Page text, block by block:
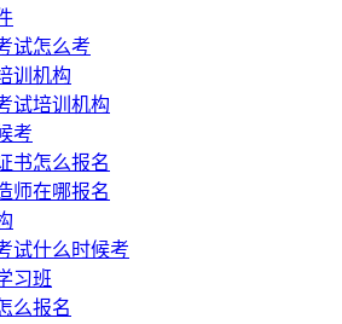
试怎么考
训机构
试培训机构
考
书怎么报名
师在哪报名
试什么时候考
习班
么报名